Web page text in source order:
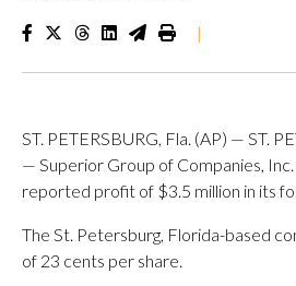
|
ST. PETERSBURG, Fla. (AP) — ST.
— Superior Group of Companies, Inc.
reported profit of $3.5 million in its
The St. Petersburg, Florida-based
of 23 cents per share.